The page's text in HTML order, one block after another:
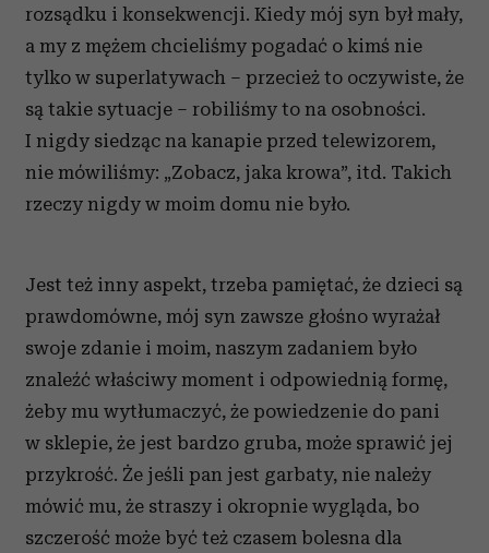
rozsądku i konsekwencji. Kiedy mój syn był mały,
a my z mężem chcieliśmy pogadać o kimś nie
tylko w superlatywach – przecież to oczywiste, że
są takie sytuacje – robiliśmy to na osobności.
I nigdy siedząc na kanapie przed telewizorem,
nie mówiliśmy: „Zobacz, jaka krowa”, itd. Takich
rzeczy nigdy w moim domu nie było.
Jest też inny aspekt, trzeba pamiętać, że dzieci są
prawdomówne, mój syn zawsze głośno wyrażał
swoje zdanie i moim, naszym zadaniem było
znaleźć właściwy moment i odpowiednią formę,
żeby mu wytłumaczyć, że powiedzenie do pani
w sklepie, że jest bardzo gruba, może sprawić jej
przykrość. Że jeśli pan jest garbaty, nie należy
mówić mu, że straszy i okropnie wygląda, bo
szczerość może być też czasem bolesna dla